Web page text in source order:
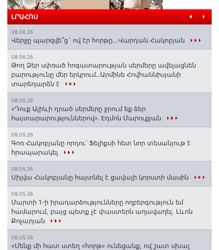
ԼՐԱՀՈՍ
08.06.26
Վերջը պարզվե՞ց` ով էր հորթը...Վարդան Հակոբյան
08.06.26
Թող Ձեր սփռած հոգատարության սերմերը ավելացնեն
բարությունը մեր երկրում․․․Արմինե Հովհաննիսյանի
տարեդարձն է
08.05.26
«Դուք Ալիևի դրած սերմերը ջրում եք ձեր
հայտարարություններով»․ Էդմոն Մարուքյան
08.05.26
Գոռ Հակոբյանը որդու՝ Ֆելիքսի հետ նոր տեսանյութ է
հրապարակել
08.05.26
Սիլվա Հակոբյանը հայտնել է ցավալի կորստի մասին
08.05.26
Մարտի 1-ի իրադարձությունները ողբերգություն եմ
համարում, բայց պետք չէ փաստերն աղավաղել. Լևոն
Քոչարյան
08.05.26
«Մենք մի հատ ստեղ «հորթ» ունեցանք, ով շատ սխալ